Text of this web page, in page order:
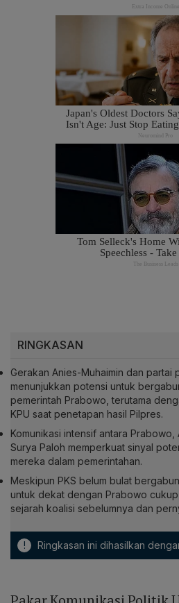
RINGKASAN
Gerakan Anies-Muhaimin dan partai
menunjukkan potensi untuk
pemerintah Prabowo, terutama
KPU saat penetapan hasil Pilpres.
Komunikasi intensif antara Prabowo,
Surya Paloh memperkuat sinyal
mereka dalam pemerintahan.
Meskipun PKS belum bulat
untuk dekat dengan Prabowo
sejarah koalisi sebelumnya dan
! Ringkasan ini dihasilkan